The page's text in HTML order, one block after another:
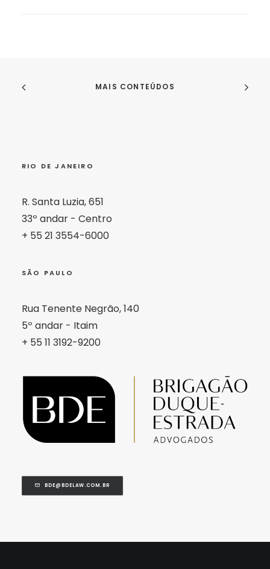
MAIS CONTEÚDOS
RIO DE JANEIRO
R. Santa Luzia, 651
33º andar - Centro
+ 55 21 3554-6000
SÃO PAULO
Rua Tenente Negrão, 140
5º andar - Itaim
+ 55 11 3192-9200
BDE@BDELAW.COM.BR